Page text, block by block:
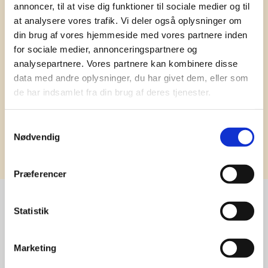
annoncer, til at vise dig funktioner til sociale medier og til
at analysere vores trafik. Vi deler også oplysninger om
din brug af vores hjemmeside med vores partnere inden
for sociale medier, annonceringspartnere og
analysepartnere. Vores partnere kan kombinere disse
data med andre oplysninger, du har givet dem, eller som
de har indsamlet fra din brug af deres tjenester.
Nødvendig
Præferencer
Statistik
Marketing
Kæmpe udvalg i klassiske og nyskabende gaveidéer
til din virksomhed. Vi kan det der med firmagaver, og
har ydet god personlig service til en
konkurrencedygtig pris siden 1991.